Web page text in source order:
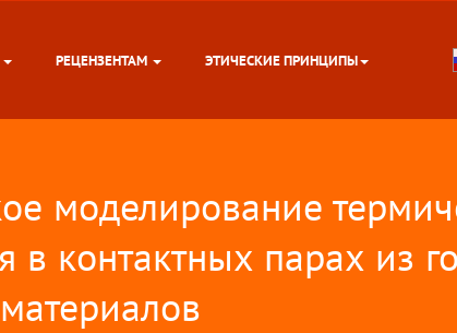
РЕЦЕНЗЕНТАМ ЭТИЧЕСКИЕ ПРИНЦИПЫ
моделирование
в контактных парах из